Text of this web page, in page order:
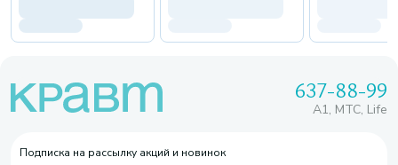
637-88-99
A1, МТС, Life
Подписка на рассылку акций и новинок